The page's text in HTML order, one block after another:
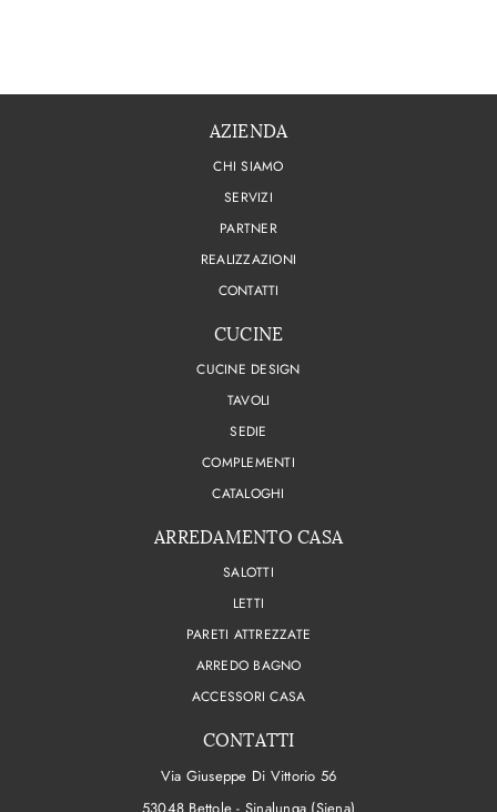
AZIENDA
CHI SIAMO
SERVIZI
PARTNER
REALIZZAZIONI
CONTATTI
CUCINE
CUCINE DESIGN
TAVOLI
SEDIE
COMPLEMENTI
CATALOGHI
ARREDAMENTO CASA
SALOTTI
LETTI
PARETI ATTREZZATE
ARREDO BAGNO
ACCESSORI CASA
CONTATTI
Via Giuseppe Di Vittorio 56
53048 Bettole - Sinalunga (Siena)